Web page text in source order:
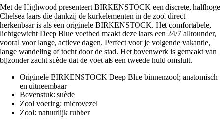
Met de Highwood presenteert BIRKENSTOCK een discrete, halfhoge
Chelsea laars die dankzij de kurkelementen in de zool direct
herkenbaar is als een originele BIRKENSTOCK. Het comfortabele,
lichtgewicht Deep Blue voetbed maakt deze laars een 24/7 allrounder,
vooral voor lange, actieve dagen. Perfect voor je volgende vakantie,
lange wandeling of tocht door de stad. Het bovenwerk is gemaakt van
bijzonder zacht suède dat de voet als een tweede huid omsluit.
Originele BIRKENSTOCK Deep Blue binnenzool; anatomisch
en uitneembaar
Bovenstuk: suède
Zool voering: microvezel
Zool: natuurlijk rubber